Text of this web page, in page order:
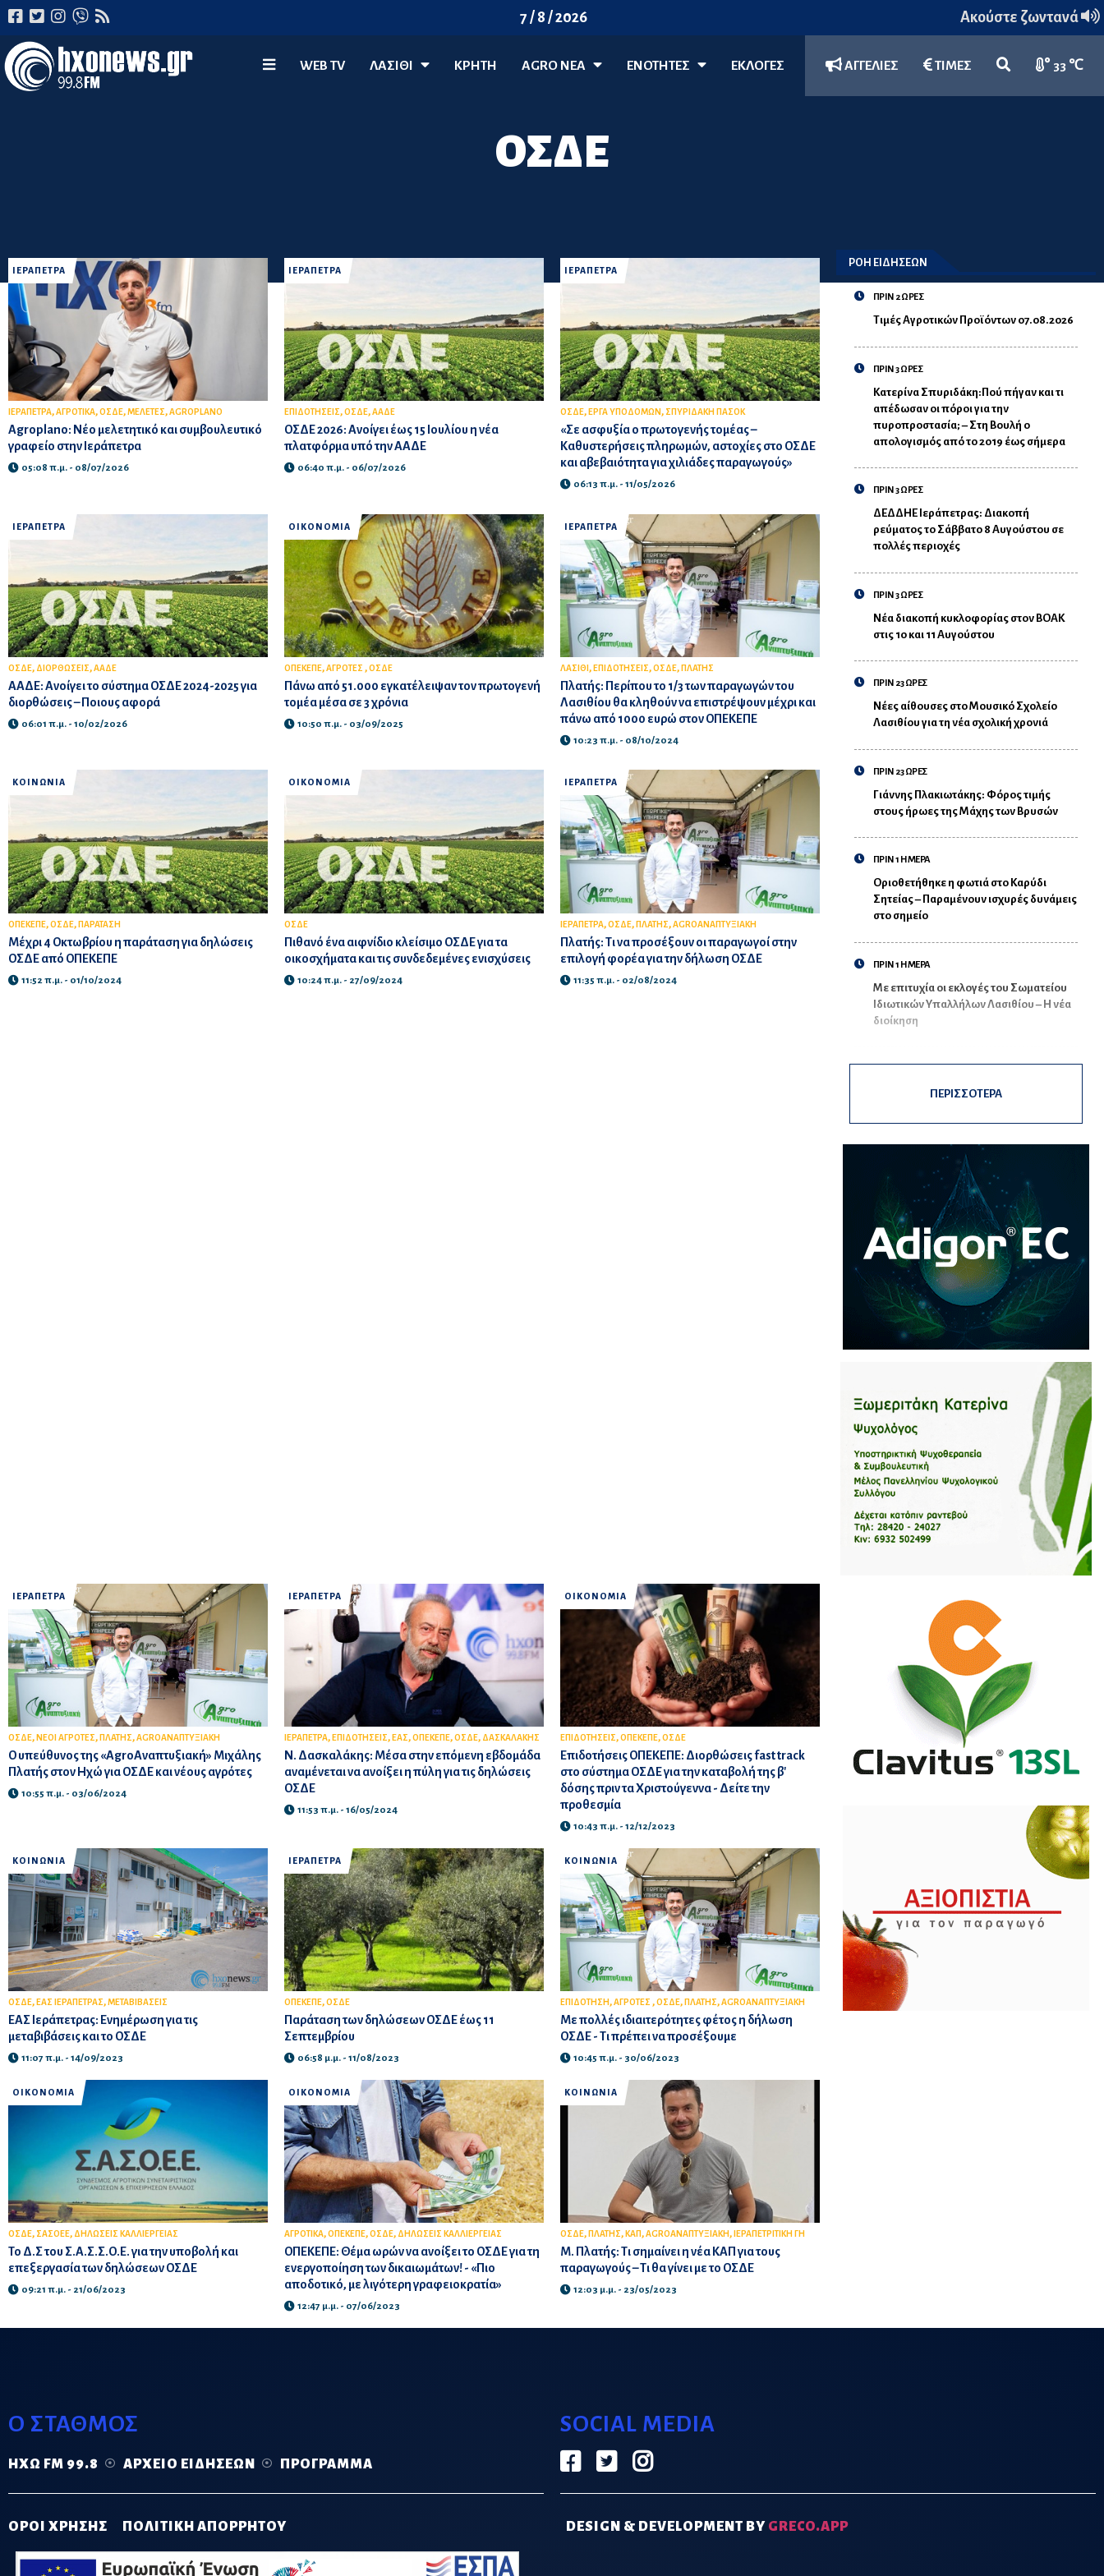
7 / 8 / 2026 Ακούστε ζωντανά
WEB TV ΛΑΣΊΘΙ ΚΡΗΤΗ AGRO ΝΈΑ ΕΝΟΤΗΤΕΣ ΕΚΛΟΓΕΣ ΑΓΓΕΛΙΕΣ ΤΙΜΕΣ 33 ℃
ΟΣΔΕ
ΙΕΡΑΠΕΤΡΑ
ΙΕΡΑΠΕΤΡΑ,ΑΓΡΟΤΙΚΑ,ΟΣΔΕ,ΜΕΛΕΤΕΣ,AGROPLANO
Agroplano: Νέο μελετητικό και συμβουλευτικό
γραφείο στην Ιεράπετρα
05:08 π.μ. - 08/07/2026
ΙΕΡΑΠΕΤΡΑ
ΕΠΙΔΟΤΗΣΕΙΣ,ΟΣΔΕ,ΑΑΔΕ
ΟΣΔΕ 2026: Ανοίγει έως 15 Ιουλίου η νέα
πλατφόρμα υπό την ΑΑΔΕ
06:40 π.μ. - 06/07/2026
ΙΕΡΑΠΕΤΡΑ
ΟΣΔΕ, ΕΡΓΑ ΥΠΟΔΟΜΩΝ, ΣΠΥΡΙΔΑΚΗ ΠΑΣΟΚ
«Σε ασφυξία ο πρωτογενής τομέας –
Καθυστερήσεις πληρωμών, αστοχίες στο ΟΣΔΕ
και αβεβαιότητα για χιλιάδες παραγωγούς»
06:13 π.μ. - 11/05/2026
ΙΕΡΑΠΕΤΡΑ
ΟΣΔΕ, ΔΙΟΡΘΩΣΕΙΣ,ΑΑΔΕ
ΑΑΔΕ: Ανοίγει το σύστημα ΟΣΔΕ 2024-2025 για
διορθώσεις – Ποιους αφορά
06:01 π.μ. - 10/02/2026
ΟΙΚΟΝΟΜΙΑ
ΟΠΕΚΕΠΕ,ΑΓΡΟΤΕΣ ,ΟΣΔΕ
Πάνω από 51.000 εγκατέλειψαν τον πρωτογενή
τομέα μέσα σε 3 χρόνια
10:50 π.μ. - 03/09/2025
ΙΕΡΑΠΕΤΡΑ
ΛΑΣΙΘΙ , ΕΠΙΔΟΤΗΣΕΙΣ,ΟΣΔΕ, ΠΛΑΤΗΣ
Πλατής: Περίπου το 1/3 των παραγωγών του
Λασιθίου θα κληθούν να επιστρέψουν μέχρι και
πάνω από 1000 ευρώ στον ΟΠΕΚΕΠΕ
10:23 π.μ. - 08/10/2024
ΚΟΙΝΩΝΙΑ
ΟΠΕΚΕΠΕ,ΟΣΔΕ, ΠΑΡΑΤΑΣΗ
Μέχρι 4 Οκτωβρίου η παράταση για δηλώσεις
ΟΣΔΕ από ΟΠΕΚΕΠΕ
11:52 π.μ. - 01/10/2024
ΟΙΚΟΝΟΜΙΑ
ΟΣΔΕ
Πιθανό ένα αιφνίδιο κλείσιμο ΟΣΔΕ για τα
οικοσχήματα και τις συνδεδεμένες ενισχύσεις
10:24 π.μ. - 27/09/2024
ΙΕΡΑΠΕΤΡΑ
ΙΕΡΑΠΕΤΡΑ,ΟΣΔΕ, ΠΛΑΤΗΣ,AGROΑΝΑΠΤΥΞΙΑΚΗ
Πλατής: Τι να προσέξουν οι παραγωγοί στην
επιλογή φορέα για την δήλωση ΟΣΔΕ
11:35 π.μ. - 02/08/2024
ΡΟΗ ΕΙΔΗΣΕΩΝ
ΠΡΙΝ 2 ΩΡΕΣ
Τιμές Αγροτικών Προϊόντων 07.08.2026
ΠΡΙΝ 3 ΩΡΕΣ
Κατερίνα Σπυριδάκη:Πού πήγαν και τι
απέδωσαν οι πόροι για την
πυροπροστασία; – Στη Βουλή ο
απολογισμός από το 2019 έως σήμερα
ΠΡΙΝ 3 ΩΡΕΣ
ΔΕΔΔΗΕ Ιεράπετρας: Διακοπή
ρεύματος το Σάββατο 8 Αυγούστου σε
πολλές περιοχές
ΠΡΙΝ 3 ΩΡΕΣ
Νέα διακοπή κυκλοφορίας στον ΒΟΑΚ
στις 10 και 11 Αυγούστου
ΠΡΙΝ 23 ΩΡΕΣ
Νέες αίθουσες στο Μουσικό Σχολείο
Λασιθίου για τη νέα σχολική χρονιά
ΠΡΙΝ 23 ΩΡΕΣ
Γιάννης Πλακιωτάκης: Φόρος τιμής
στους ήρωες της Μάχης των Βρυσών
ΠΡΙΝ 1 ΗΜΕΡΑ
Οριοθετήθηκε η φωτιά στο Καρύδι
Σητείας – Παραμένουν ισχυρές δυνάμεις
στο σημείο
ΠΡΙΝ 1 ΗΜΕΡΑ
Με επιτυχία οι εκλογές του Σωματείου
Ιδιωτικών Υπαλλήλων Λασιθίου – Η νέα
διοίκηση
ΠΕΡΙΣΣΟΤΕΡΑ
ΙΕΡΑΠΕΤΡΑ
ΟΣΔΕ, ΝΕΟΙ ΑΓΡΟΤΕΣ, ΠΛΑΤΗΣ,AGROΑΝΑΠΤΥΞΙΑΚΗ
Ο υπεύθυνος της «AgroAναπτυξιακή» Μιχάλης
Πλατής στον Ηχώ για ΟΣΔΕ και νέους αγρότες
10:55 π.μ. - 03/06/2024
ΙΕΡΑΠΕΤΡΑ
ΙΕΡΑΠΕΤΡΑ, ΕΠΙΔΟΤΗΣΕΙΣ, ΕΑΣ,ΟΠΕΚΕΠΕ,ΟΣΔΕ, ΔΑΣΚΑΛΑΚΗΣ
Ν. Δασκαλάκης: Μέσα στην επόμενη εβδομάδα
αναμένεται να ανοίξει η πύλη για τις δηλώσεις
ΟΣΔΕ
11:53 π.μ. - 16/05/2024
ΟΙΚΟΝΟΜΙΑ
ΕΠΙΔΟΤΗΣΕΙΣ,ΟΠΕΚΕΠΕ,ΟΣΔΕ
Επιδοτήσεις ΟΠΕΚΕΠΕ: Διορθώσεις fast track
στο σύστημα ΟΣΔΕ για την καταβολή της β'
δόσης πριν τα Χριστούγεννα - Δείτε την
προθεσμία
10:43 π.μ. - 12/12/2023
ΚΟΙΝΩΝΙΑ
ΟΣΔΕ, ΕΑΣ ΙΕΡΑΠΕΤΡΑΣ,ΜΕΤΑΒΙΒΑΣΕΙΣ
ΕΑΣ Ιεράπετρας: Ενημέρωση για τις
μεταβιβάσεις και το ΟΣΔΕ
11:07 π.μ. - 14/09/2023
ΙΕΡΑΠΕΤΡΑ
ΟΠΕΚΕΠΕ,ΟΣΔΕ
Παράταση των δηλώσεων ΟΣΔΕ έως 11
Σεπτεμβρίου
06:58 μ.μ. - 11/08/2023
ΚΟΙΝΩΝΙΑ
ΕΠΙΔΟΤΗΣΗ,ΑΓΡΟΤΕΣ ,ΟΣΔΕ, ΠΛΑΤΗΣ,AGROΑΝΑΠΤΥΞΙΑΚΗ
Με πολλές ιδιαιτερότητες φέτος η δήλωση
ΟΣΔΕ - Τι πρέπει να προσέξουμε
10:45 π.μ. - 30/06/2023
ΟΙΚΟΝΟΜΙΑ
ΟΣΔΕ, ΣΑΣΟΕΕ, ΔΗΛΩΣΕΙΣ ΚΑΛΛΙΕΡΓΕΙΑΣ
Το Δ.Σ του Σ.Α.Σ.Σ.Ο.Ε. για την υποβολή και
επεξεργασία των δηλώσεων ΟΣΔΕ
09:21 π.μ. - 21/06/2023
ΟΙΚΟΝΟΜΙΑ
ΑΓΡΟΤΙΚΑ,ΟΠΕΚΕΠΕ,ΟΣΔΕ, ΔΗΛΩΣΕΙΣ ΚΑΛΛΙΕΡΓΕΙΑΣ
ΟΠΕΚΕΠΕ: Θέμα ωρών να ανοίξει το ΟΣΔΕ για τη
ενεργοποίηση των δικαιωμάτων! - «Πιο
αποδοτικό, με λιγότερη γραφειοκρατία»
12:47 μ.μ. - 07/06/2023
ΚΟΙΝΩΝΙΑ
ΟΣΔΕ, ΠΛΑΤΗΣ, ΚΑΠ,AGROΑΝΑΠΤΥΞΙΑΚΗ, ΙΕΡΑΠΕΤΡΙΤΙΚΗ ΓΗ
Μ. Πλατής: Τι σημαίνει η νέα ΚΑΠ για τους
παραγωγούς – Τι θα γίνει με το ΟΣΔΕ
12:03 μ.μ. - 23/05/2023
Ο ΣΤΑΘΜΟΣ
ΗΧΏ FM 99.8 ΑΡΧΕΊΟ ΕΙΔΉΣΕΩΝ ΠΡΌΓΡΑΜΜΑ
SOCIAL MEDIA
ΟΡΟΙ ΧΡΗΣΗΣ ΠΟΛΙΤΙΚΗ ΑΠΟΡΡΗΤΟΥ DESIGN & DEVELOPMENT BY GRECO.APP